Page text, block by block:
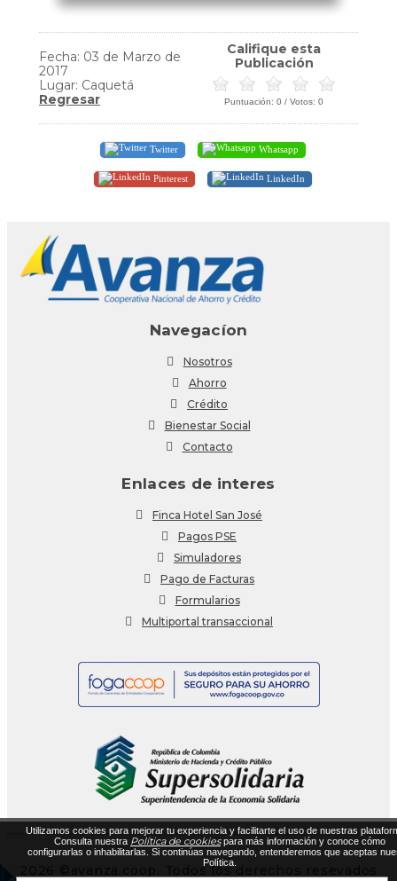
Fecha: 03 de Marzo de
2017
Lugar: Caquetá
Regresar
Califique esta
Publicación
Puntuación: 0 / Votos: 0
Twitter Whatsapp
Pinterest LinkedIn
Navegacíon
Nosotros
Ahorro
Crédito
Bienestar Social
Contacto
Enlaces de interes
Finca Hotel San José
Pagos PSE
Simuladores
Pago de Facturas
Formularios
Multiportal transaccional
2026 ©avanza.coop. Todos los derechos resevados
Utilizamos cookies para mejorar tu experiencia y facilitarte el uso de nuestras
Consulta nuestra Política de cookiespara más información y conoce cómo
configurarlas o inhabilitarlas. Si continúas navegando, entenderemos que aceptas
Política.